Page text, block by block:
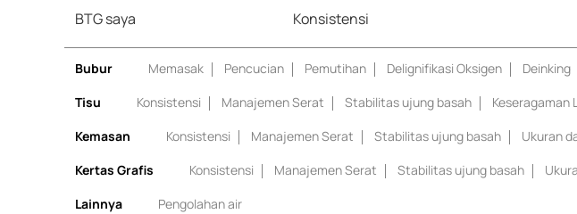
BTG saya
Konsistensi
Bubur Memasak Pencucian Pemutihan Delignifikasi Oksigen Deinking
Tisu
Konsistensi Manajemen Serat Stabilitas ujung basah Keseragaman
Kemasan
Konsistensi Manajemen Serat Stabilitas ujung basah Ukuran
Kertas Grafis
Konsistensi Manajemen Serat Stabilitas ujung basah
Lainnya
Pengolahan air